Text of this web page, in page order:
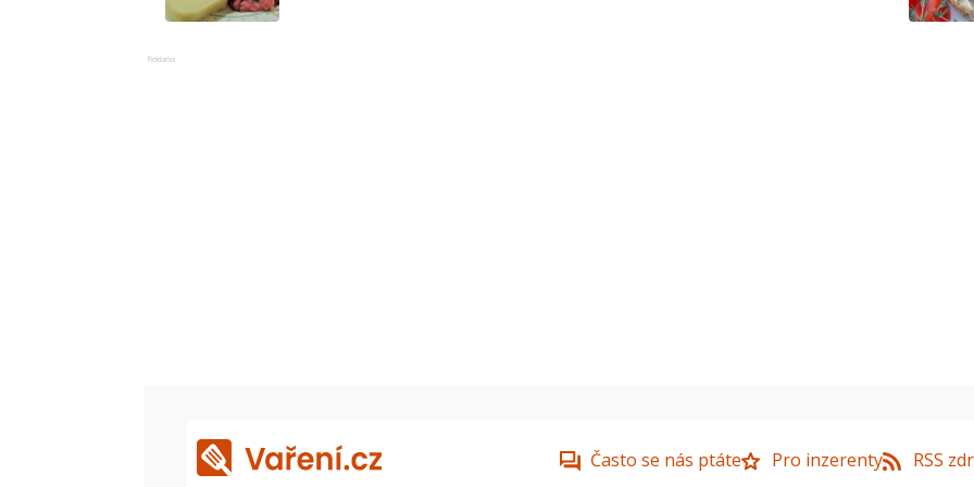
Reklama
Často se nás ptáte Pro inzerenty RSS